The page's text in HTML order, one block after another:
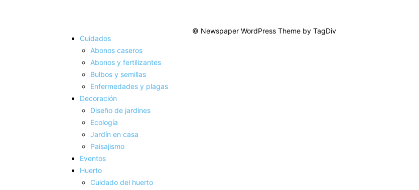
Cuidados
Abonos caseros
Abonos y fertilizantes
Bulbos y semillas
Enfermedades y plagas
Decoración
Diseño de jardines
Ecología
Jardín en casa
Paisajismo
Eventos
Huerto
Cuidado del huerto
© Newspaper WordPress Theme by TagDiv